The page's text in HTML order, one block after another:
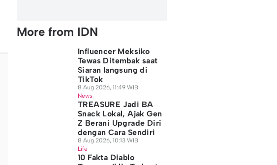
More from IDN
Influencer Meksiko
Tewas Ditembak saat
Siaran langsung di
TikTok
8 Aug 2026, 11:49 WIB
News
TREASURE Jadi BA
Snack Lokal, Ajak Gen
Z Berani Upgrade Diri
dengan Cara Sendiri
8 Aug 2026, 10:13 WIB
Life
10 Fakta Diablo